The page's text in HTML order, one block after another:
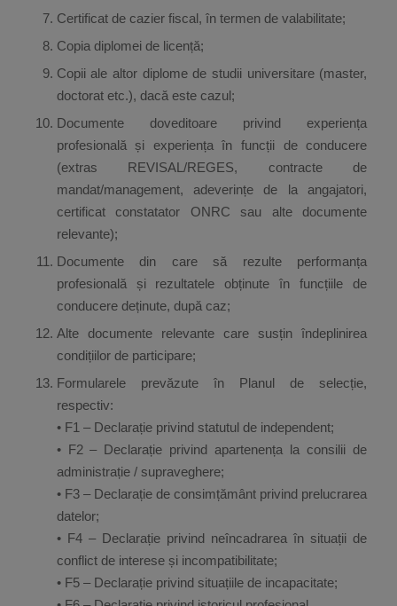
Certificat de cazier fiscal, în termen de valabilitate;
Copia diplomei de licență;
Copii ale altor diplome de studii universitare (master,
doctorat etc.), dacă este cazul;
Documente doveditoare privind experiența
profesională și experiența în funcții de conducere
(extras REVISAL/REGES, contracte de
mandat/management, adeverințe de la angajatori,
certificat constatator ONRC sau alte documente
relevante);
Documente din care să rezulte performanța
profesională și rezultatele obținute în funcțiile de
conducere deținute, după caz;
Alte documente relevante care susțin îndeplinirea
condițiilor de participare;
Formularele prevăzute în Planul de selecție,
respectiv:
• F1 – Declarație privind statutul de independent;
• F2 – Declarație privind apartenența la consilii de
administrație / supraveghere;
• F3 – Declarație de consimțământ privind prelucrarea
datelor;
• F4 – Declarație privind neîncadrarea în situații de
conflict de interese și incompatibilitate;
• F5 – Declarație privind situațiile de incapacitate;